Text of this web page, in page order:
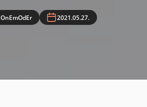
OnEmOdEr 2021.05.27.